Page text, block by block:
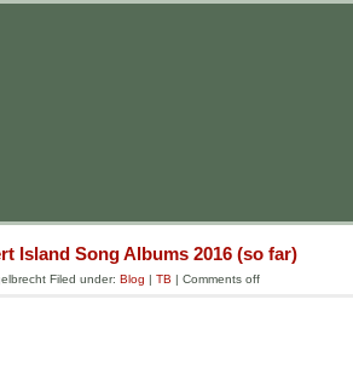
Island Song Albums 2016 (so far)
Filed under: Blog | TB | Comments off